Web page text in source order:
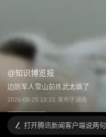
@知识博览报
边防军人雪山前练武太飒了
2026-06-25 18:33 发布于湖南
打开腾讯新闻客户端说两句